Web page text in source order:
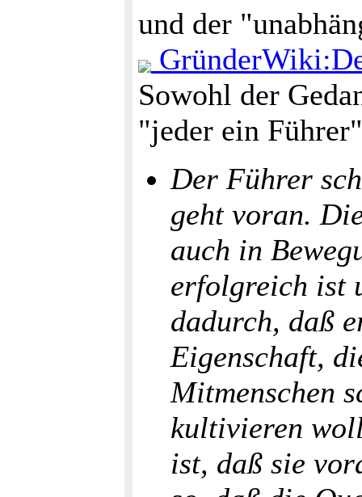
und der
Sowohl der
"jeder ein
Der Führer
geht voran.
auch in
erfolgreich ist
dadurch, daß
Eigenschaft,
Mitmenschen
kultivieren
ist, daß sie